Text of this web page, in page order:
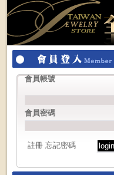
會員帳號
會員密碼
註冊 忘記密碼